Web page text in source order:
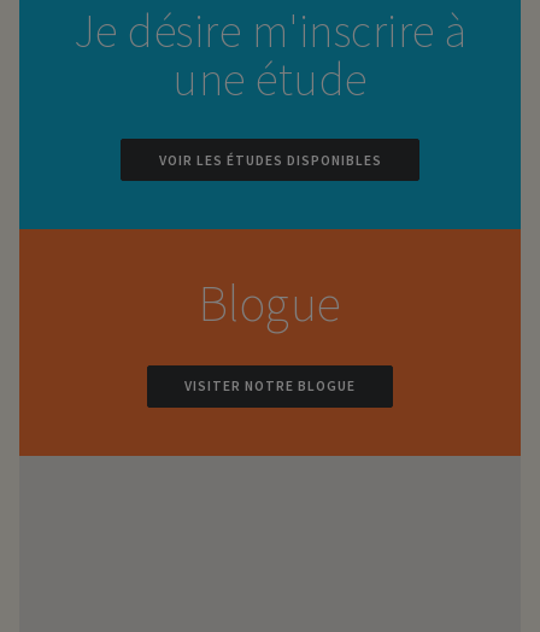
Je désire m'inscrire à
une étude
VOIR LES ÉTUDES DISPONIBLES
Blogue
VISITER NOTRE BLOGUE